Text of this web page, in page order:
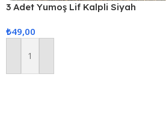
3 Adet Yumoş Lif Kalpli Siyah
₺49,00
Sepete Ekle